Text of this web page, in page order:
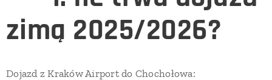
zimą 2025/2026?
Dojazd z Kraków Airport do Chochołowa: